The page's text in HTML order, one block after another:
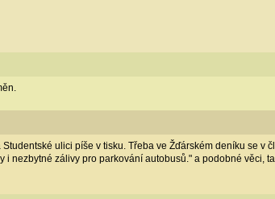
ulici píše v tisku. Třeba ve Žďárském deníku se v
i nezbytné zálivy pro parkování autobusů." a podobné věci,